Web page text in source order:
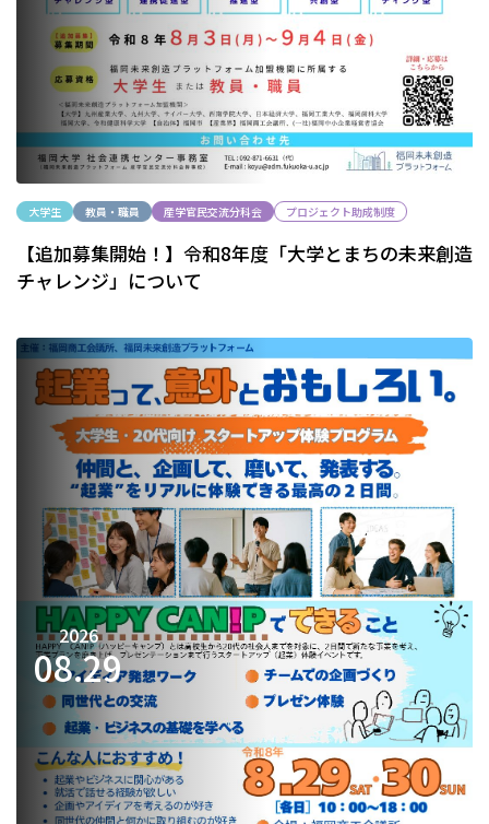
大学生 教員・職員 産学官民交流分科会 プロジェクト助成制度
【追加募集開始！】令和8年度「大学とまちの未来創造
チャレンジ」について
2026
08.29